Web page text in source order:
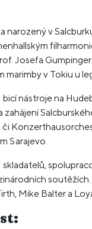
v
Josefa
v Tokiu u
nástroje na
Sarajevo.
Mike Balter a